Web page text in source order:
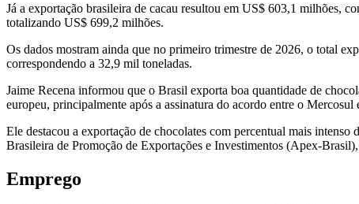
Já a exportação brasileira de cacau resultou em US$ 603,1 milhões,
totalizando US$ 699,2 milhões.
Os dados mostram ainda que no primeiro trimestre de 2026, o total
correspondendo a 32,9 mil toneladas.
Jaime Recena informou que o Brasil exporta boa quantidade de
europeu, principalmente após a assinatura do acordo entre o
Ele destacou a exportação de chocolates com percentual mais
Brasileira de Promoção de Exportações e Investimentos (Apex-
Emprego